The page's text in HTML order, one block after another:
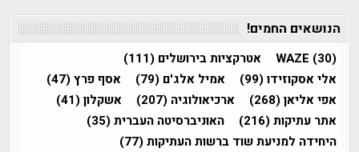
הנושאים החמים!
WAZE (30) אטרקציות בירושלים (111)
אלי אסקוזידו(99) אמיל אלג'ם (79) אסף פרץ(47)
אפי אליאן(268) ארכיאולוגיה (207) אשקלון(41)
אתר עתיקות(216) האוניברסיטה העברית(35)
היחידה למניעת שוד ברשות העתיקות(77)